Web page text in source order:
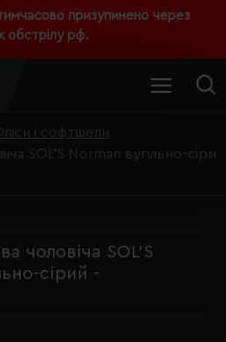
призупинено через
обстрілу рф.
і софтшели
SOL'S Norman вугільно-сіри
чоловіча SOL'S
сірий -